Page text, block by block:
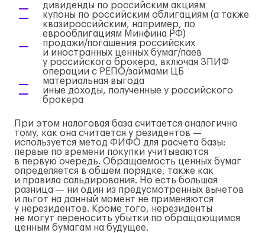
дивиденды по российским акциям
купоны по российским облигациям (а также
квазироссийским, например, по
еврооблигациям Минфина РФ)
продажи/погашения российских
и иностранных ценных бумаг/паев
у российского брокера, включая ЗПИФ
операции с РЕПО/займами ЦБ
материальная выгода
иные доходы, полученные у российского
брокера
При этом налоговая база считается аналогично
тому, как она считается у резидентов —
используется метод ФИФО для расчета базы:
первые по времени покупки учитываются
в первую очередь. Обращаемость ценных бумаг
определяется в общем порядке, также как
и правила сальдирования. Но есть большая
разница — ни один из предусмотренных вычетов
и льгот на данный момент не применяются
у нерезидентов. Кроме того, нерезиденты
не могут переносить убытки по обращающимся
ценным бумагам на будущее.